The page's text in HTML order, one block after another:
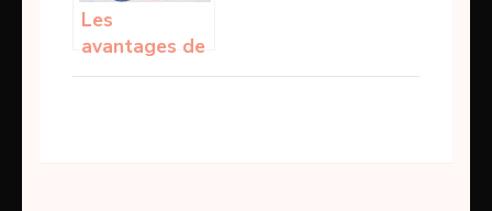
Les
avantages de
pratiquer le